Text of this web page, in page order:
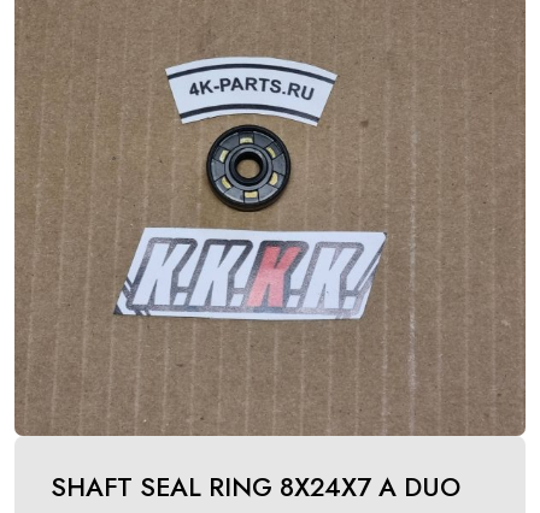
SHAFT SEAL RING 8X24X7 A DUO